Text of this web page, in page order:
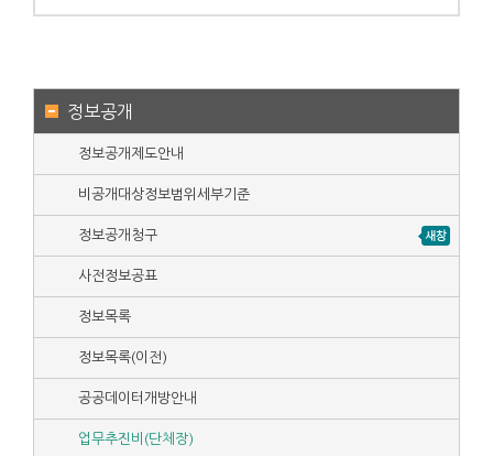
정보공개
정보공개제도안내
비공개대상정보범위세부기준
정보공개청구
사전정보공표
정보목록
정보목록(이전)
공공데이터개방안내
업무추진비(단체장)